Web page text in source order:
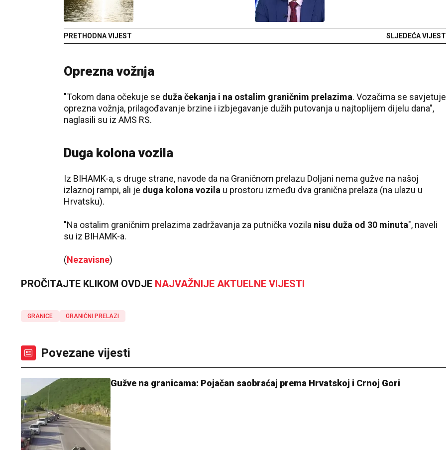
PRETHODNA VIJEST SLJEDEĆA VIJEST
Oprezna vožnja
"Tokom dana očekuje se duža čekanja i na ostalim graničnim prelazima. Vozačima se savjetuje
oprezna vožnja, prilagođavanje brzine i izbjegavanje dužih putovanja u najtoplijem dijelu dana",
naglasili su iz AMS RS.
Duga kolona vozila
Iz BIHAMK-a, s druge strane, navode da na Graničnom prelazu Doljani nema gužve na našoj
izlaznoj rampi, ali je duga kolona vozila u prostoru između dva granična prelaza (na ulazu u
Hrvatsku).
"Na ostalim graničnim prelazima zadržavanja za putnička vozila nisu duža od 30 minuta", naveli
su iz BIHAMK-a.
(Nezavisne)
PROČITAJTE KLIKOM OVDJE NAJVAŽNIJE AKTUELNE VIJESTI
GRANICE GRANIČNI PRELAZI
Povezane vijesti
Gužve na granicama: Pojačan saobraćaj prema Hrvatskoj i Crnoj Gori